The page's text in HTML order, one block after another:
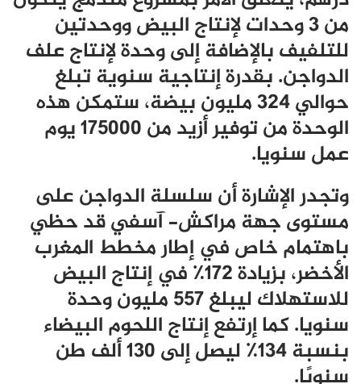
من 3 وحدات لإنتاج البيض ووحدتين
للتلفيف بالإضافة إلى وحدة لإنتاج علف
الدواجن. بقدرة إنتاجية سنوية تبلغ
حوالي 324 مليون بيضة، ستمكن هذه
الوحدة من توفير أزيد من 175000 يوم
عمل سنويا.
وتجدر الإشارة أن سلسلة الدواجن على
مستوى جهة مراكش- آسفي قد حظي
باهتمام خاص في إطار مخطط المغرب
الأخضر، بزيادة 172٪ في إنتاج البيض
للاستهلاك ليبلغ 557 مليون وحدة
سنويا. كما إرتفع إنتاج اللحوم البيضاء
بنسبة 134٪ ليصل إلى 130 ألف طن